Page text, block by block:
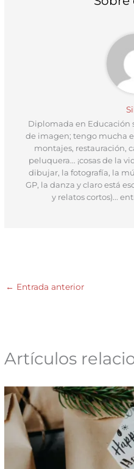
k
Diplomada en Educación
de imagen; tengo mucha
montajes, restauración,
peluquera... ¡cosas de la
dibujar, la fotografía, la
GP, la danza y claro está
y relatos cortos)...
← Entrada anterior
Artículos